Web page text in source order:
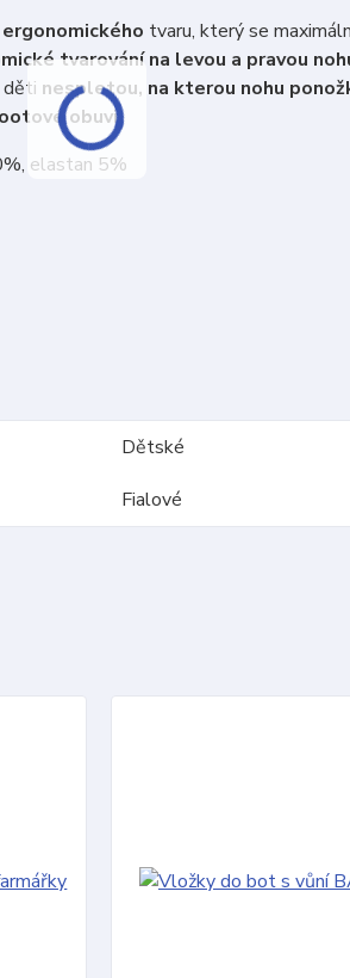
ergonomického tvaru, který se
tvarování na levou a pravou
děti nespletou, na kterou nohu
obuvi
elastan 5%
Dětské
Fialové